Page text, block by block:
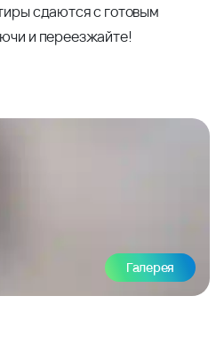
сдаются с готовым
и переезжайте!
Галерея